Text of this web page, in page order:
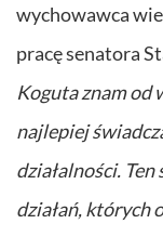
wychowawca
pracę senatora
Koguta znam od
najlepiej
działalności.
działań, których